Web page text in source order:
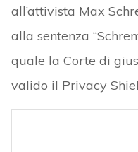
all’attivista Max
alla sentenza
quale la Corte di
valido il Privacy